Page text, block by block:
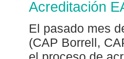
Acreditación
El pasado mes
(CAP Borrell,